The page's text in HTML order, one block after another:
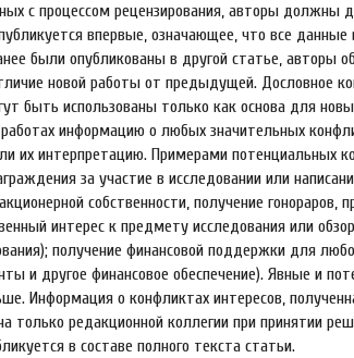
с процессом рецензирования, авторы должны
впервые, означающее, что все
были опубликованы в другой статье, авторы
новой работы от предыдущей. Дословное
быть использованы только как основа для
информацию о любых значительных
их интерпретацию. Примерами потенциальных
за участие в исследовании или
собственности, получение гонораров,
интерес к предмету исследования или
получение финансовой поддержки для
и другое финансовое обеспечение). Явные и
Информация о конфликтах интересов,
только редакционной коллегии при принятии
в составе полного текста статьи.